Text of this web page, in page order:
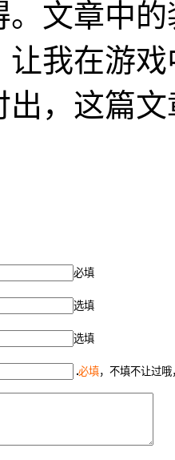
。文章中
让我在游
出，这篇
必填
选填
选填
必填，不填不让过